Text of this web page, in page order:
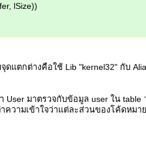
lSize))
แตกต่างคือใช้ Lib "kernel32" กับ
User มาตรวจกับข้อมูล user ใน
วามเข้าใจว่าแต่ละส่วนของโค้ดหมา